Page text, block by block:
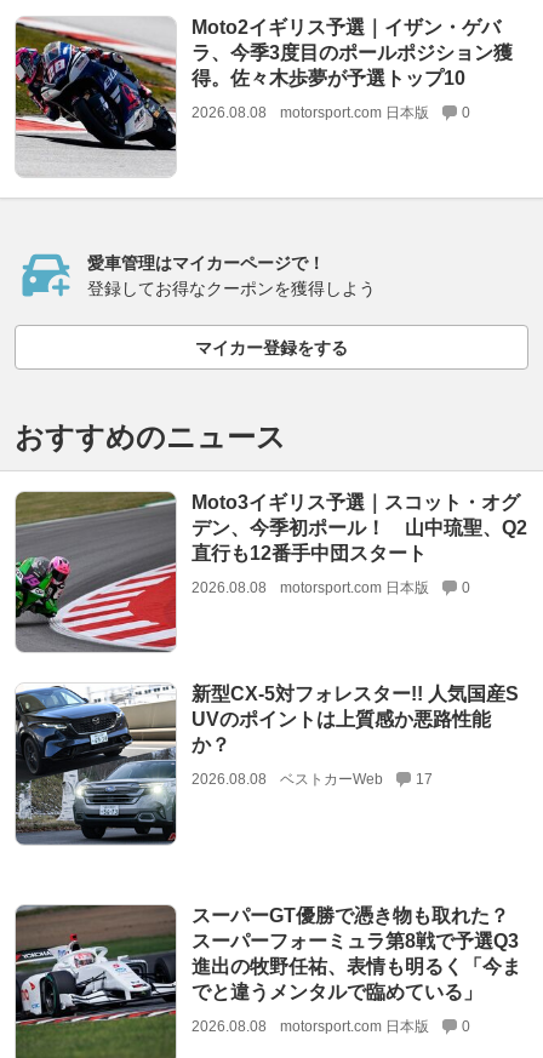
Moto2イギリス予選｜イザン・ゲバ
ラ、今季3度目のポールポジション獲
得。佐々木歩夢が予選トップ10
2026.08.08 motorsport.com 日本版 0
愛車管理はマイカーページで！
登録してお得なクーポンを獲得しよう
マイカー登録をする
おすすめのニュース
Moto3イギリス予選｜スコット・オグ
デン、今季初ポール！ 山中琉聖、Q2
直行も12番手中団スタート
2026.08.08 motorsport.com 日本版 0
新型CX-5対フォレスター!! 人気国産S
UVのポイントは上質感か悪路性能
か？
2026.08.08 ベストカーWeb 17
スーパーGT優勝で憑き物も取れた？
スーパーフォーミュラ第8戦で予選Q3
進出の牧野任祐、表情も明るく「今ま
でと違うメンタルで臨めている」
2026.08.08 motorsport.com 日本版 0